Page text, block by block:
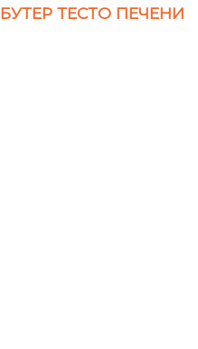
ТЕСТО ПЕЧЕНИ